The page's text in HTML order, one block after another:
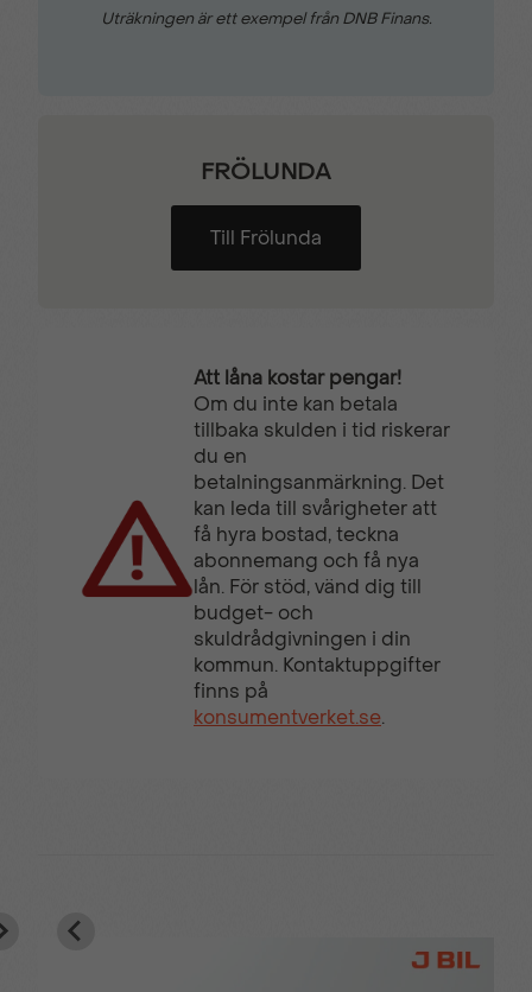
Multifunktionsratt
Regnsensor
Sidokrockgardiner Sminkspegel
Start-/stoppfunktion Startspärr
Stöldlarm Svensksåld
Touch-/Pekskärm Trötthetsvarnare
Uträkningen är ett exempel från DNB Finans.
FRÖLUNDA
Till Frölunda
Att låna kostar pengar!
Om du inte kan betala
tillbaka skulden i tid riskerar
du en
betalningsanmärkning. Det
kan leda till svårigheter att
få hyra bostad, teckna
abonnemang och få nya
lån. För stöd, vänd dig till
budget- och
skuldrådgivningen i din
kommun. Kontaktuppgifter
finns på
konsumentverket.se.